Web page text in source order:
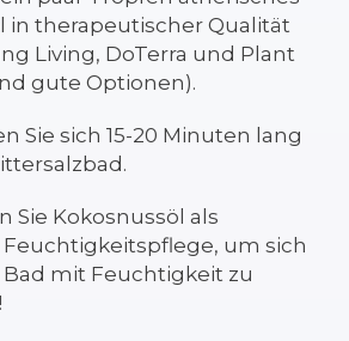
in therapeutischer Qualität
Living, DoTerra und Plant
gute Optionen).
Sie sich 15-20 Minuten lang
Sie Kokosnussöl als
um sich
mit Feuchtigkeit zu